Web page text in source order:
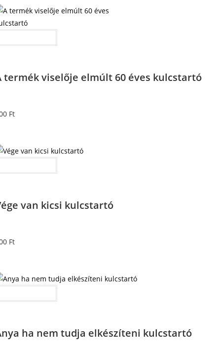
termék viselője elmúlt 60 éves kulcstartó
Ft
van kicsi kulcstartó
Ft
ha nem tudja elkészíteni kulcstartó